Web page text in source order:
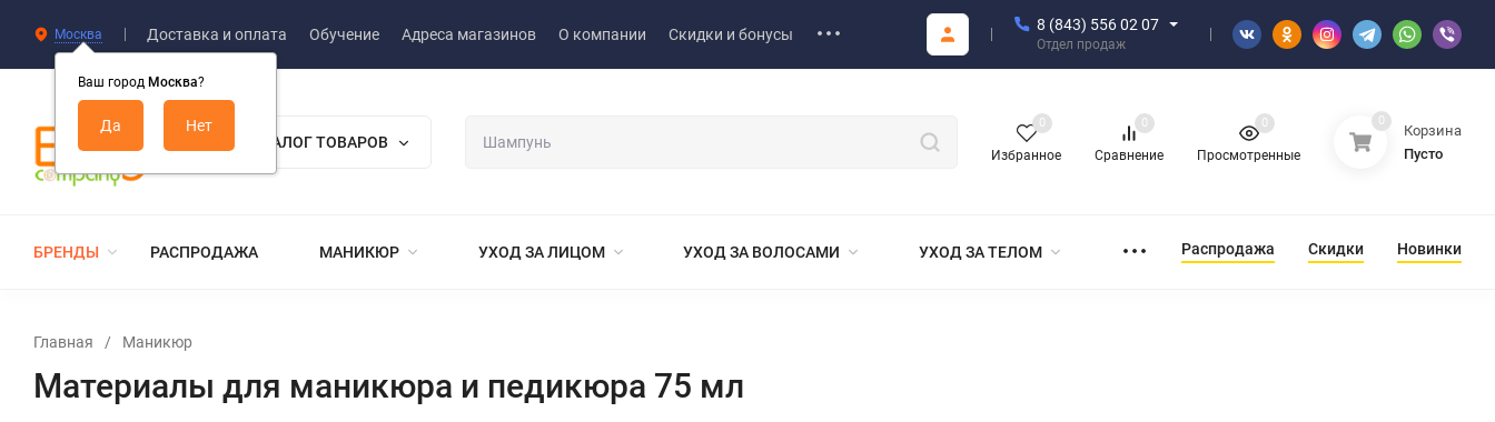
Москва
Ваш город Москва?
Доставка и оплата Обучение Адреса магазинов О компании Скидки и бонусы
8 (843) 556 02 07
Отдел продаж
КАТАЛОГ ТОВАРОВ
Избранное
0
Сравнение
0
Просмотренные
0 0
Корзина
Пусто
БРЕНДЫ РАСПРОДАЖА МАНИКЮР УХОД ЗА ЛИЦОМ УХОД ЗА ВОЛОСАМИ УХОД ЗА ТЕЛОМ Распродажа Скидки Новинки
Главная / Маникюр
Материалы для маникюра и педикюра 75 мл